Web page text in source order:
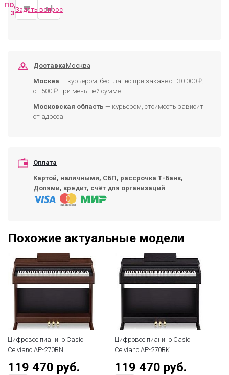
ПОДОБРАТЬ
ЗАМЕНУ
Задать вопрос
ДоставкаМосква
Москва — курьером, бесплатно при заказе от 30 000 ₽,
от 500 ₽ при меньшей сумме
Московская область — курьером, стоимость зависит
от адреса
Оплата
Картой, наличными, СБП, рассрочка Т-Банк,
Долями, кредит, счёт для организаций
Похожие актуальные модели
Цифровое пианино Casio
Celviano AP-270BN
119 470 руб.
Цифровое пианино Casio
Celviano AP-270BK
119 470 руб.